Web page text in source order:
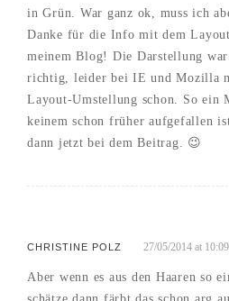
in Grün. War ganz ok, muss ich
Danke für die Info mit dem
meinem Blog! Die Darstellung
richtig, leider bei IE und Mozilla
Layout-Umstellung schon. So ein
keinem schon früher aufgefallen
dann jetzt bei dem Beitrag. 😉
CHRISTINE POLZ 27/05/2014 at 10:09
Aber wenn es aus den Haaren so